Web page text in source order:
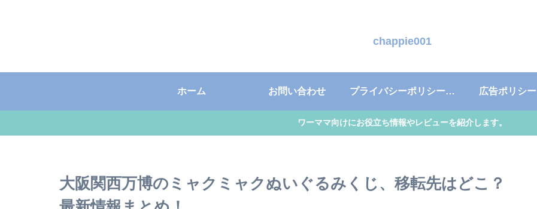
chappie001
ホーム お問い合わせ プライバシーポリシー・免責事項 広告ポリシー
ワーママ向けにお役立ち情報やレビューを紹介します。
大阪関西万博のミャクミャクぬいぐるみくじ、移転先はどこ？